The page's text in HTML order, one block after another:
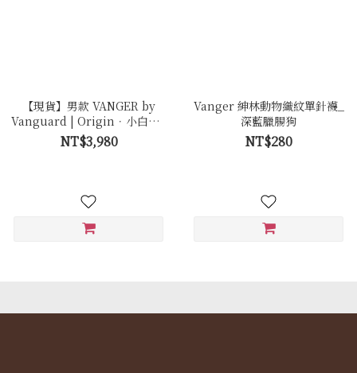
【現貨】男款 VANGER by
Vanguard | Origin．小白鞋 -
Ca005 極簡白
NT$3,980
Vanger 紳林動物織紋單針襪_
深藍臘腸狗
NT$280